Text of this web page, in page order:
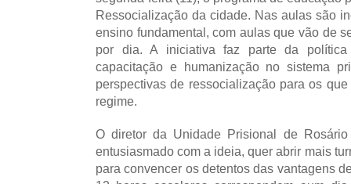
Ressocialização da cidade. Nas aulas são
ensino fundamental, com aulas que vão de
por dia. A iniciativa faz parte da
capacitação e humanização no sistema
perspectivas de ressocialização para os
regime.
O diretor da Unidade Prisional de
entusiasmado com a ideia, quer abrir mais
para convencer os detentos das vantagens